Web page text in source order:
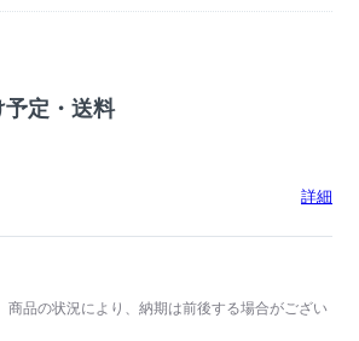
予定・送料
詳細
商品の状況により、納期は前後する場合がござい